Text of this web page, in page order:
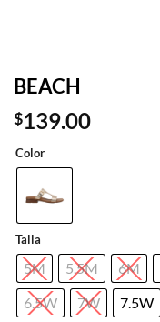
BEACH
$139.00
Color
Talla
5M 5.5M 6M
6.5W
7W 7.5W